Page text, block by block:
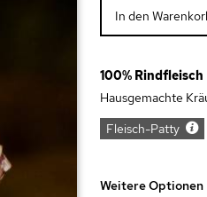
In den
100%
Hausgemachte
Fleisch-Patty
Weitere Optionen